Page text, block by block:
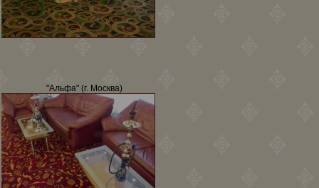
"Альфа" (г. Москва)